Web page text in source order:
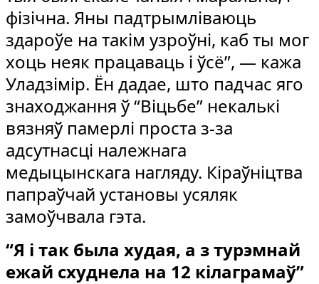
фізічна. Яны падтрымліваюць
здароўе на такім узроўні, каб ты мог
хоць неяк працаваць і ўсё”, — кажа
Уладзімір. Ён дадае, што падчас яго
знаходжання ў “Віцьбе” некалькі
вязняў памерлі проста з-за
адсутнасці належнага
медыцынскага нагляду. Кіраўніцтва
папраўчай установы усяляк
замоўчвала гэта.
“Я і так была худая, а з турэмнай
ежай схуднела на 12 кілаграмаў”